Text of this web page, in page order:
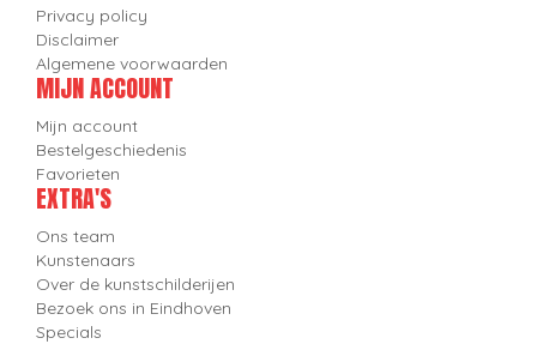
Privacy policy
Disclaimer
Algemene voorwaarden
MIJN ACCOUNT
Mijn account
Bestelgeschiedenis
Favorieten
EXTRA'S
Ons team
Kunstenaars
Over de kunstschilderijen
Bezoek ons in Eindhoven
Specials